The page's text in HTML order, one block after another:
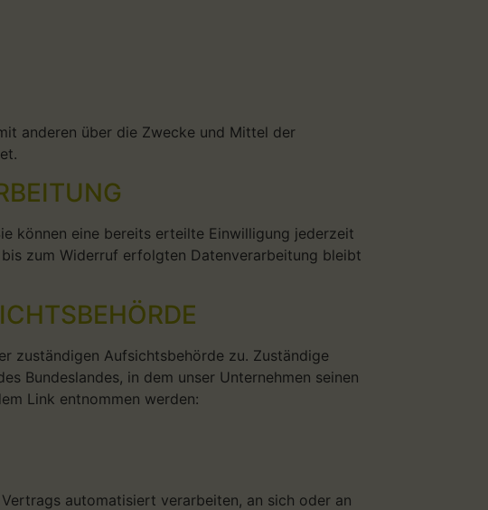
anderen über die Zwecke und Mittel der
können eine bereits erteilte Einwilligung jederzeit
zum Widerruf erfolgten Datenverarbeitung bleibt
zuständigen Aufsichtsbehörde zu. Zuständige
Bundeslandes, in dem unser Unternehmen seinen
Link entnommen werden:
automatisiert verarbeiten, an sich oder an